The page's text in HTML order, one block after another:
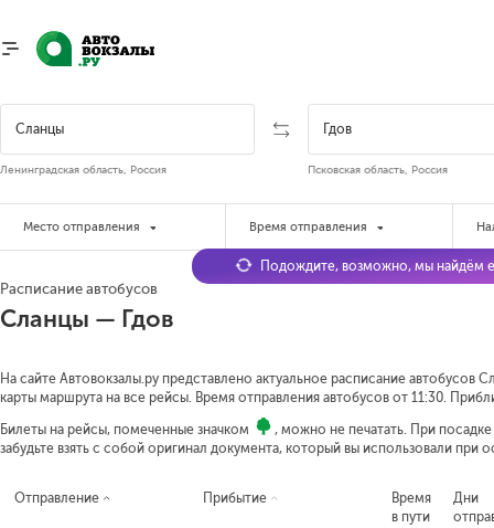
Ленинградская область, Россия Псковская область, Россия
Место отправления Время отправления
Расписание автобусов
Сланцы — Гдов
На сайте Автовокзалы.ру представлено актуальное расписание автобусов
карты маршрута на все рейсы. Время отправления автобусов от 11:30.
Билеты на рейсы, помеченные значком
, можно не печатать. При
забудьте взять с собой оригинал документа, который вы использовали при
Подождите, возможно, мы найдём
Отправление Прибытие
Время
в пути
Дни